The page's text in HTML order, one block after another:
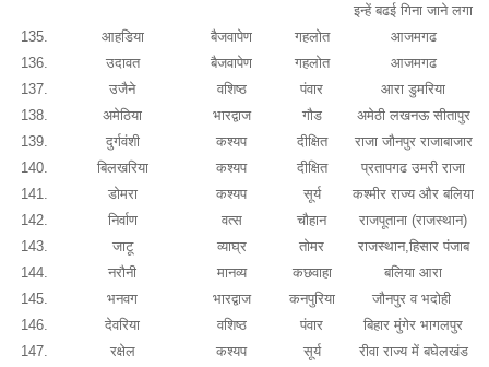
इन्हें बढई गिना जाने लगा
135.
आहडिया बैजवापेण गहलोत
आजमगढ
136.
उदावत बैजवापेण गहलोत
आजमगढ
137.
उजैने वशिष्ठ पंवार
आरा डुमरिया
138.
अमेठिया भारद्वाज गौड
अमेठी लखनऊ सीतापुर
139.
दुर्गवंशी कश्यप दीक्षित
राजा जौनपुर राजाबाजार
140.
बिलखरिया कश्यप दीक्षित
प्रतापगढ उमरी राजा
141.
डोमरा कश्यप सूर्य
कश्मीर राज्य और बलिया
142.
निर्वाण वत्स चौहान
राजपूताना (राजस्थान)
143.
जाटू व्याघ्र तोमर
राजस्थान,हिसार पंजाब
144.
नरौनी मानव्य कछवाहा
बलिया आरा
145.
भनवग भारद्वाज कनपुरिया
जौनपुर व भदोही
146.
देवरिया वशिष्ठ पंवार
बिहार मुंगेर भागलपुर
147.
रक्षेल कश्यप सूर्य
रीवा राज्य में बघेलखंड